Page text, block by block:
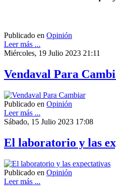
Publicado en Opinión
Leer más ...
Miércoles, 19 Julio 2023 21:11
Vendaval Para
Publicado en Opinión
Leer más ...
Sábado, 15 Julio 2023 17:08
El laboratorio y las
Publicado en Opinión
Leer más ...